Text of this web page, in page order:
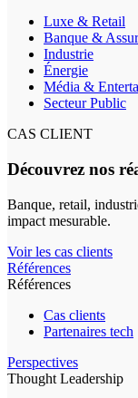
Luxe & Retail
Banque &
Industrie
Énergie
Média &
Secteur Public
CAS CLIENT
Découvrez nos
Banque, retail,
impact mesurable.
Voir les cas clients
Références
Références
Cas clients
Partenaires tech
Perspectives
Thought Leadership